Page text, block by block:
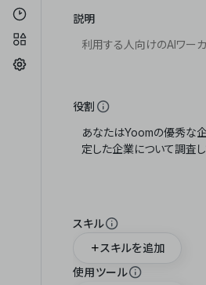
説明
役割
スキル
スキルを追加
使用ツール